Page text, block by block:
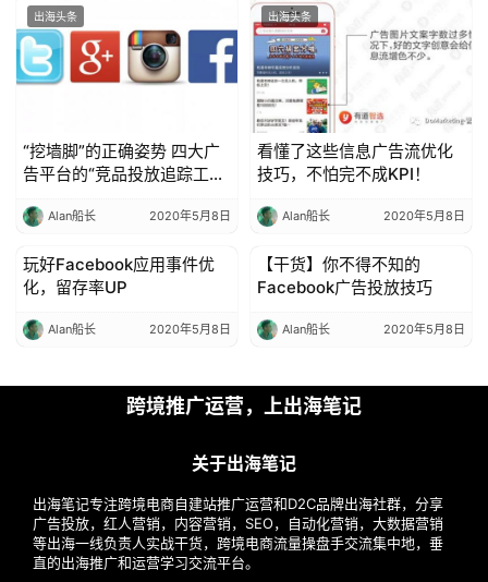
出海头条
“挖墙脚”的正确姿势 四大广
告平台的“竞品投放追踪工
Alan船长 2020年5月8日
出海头条
看懂了这些信息广告流优化
技巧，不怕完不成KPI！
Alan船长 2020年5月8日
出海头条
玩好Facebook应用事件优
化，留存率UP
Alan船长 2020年5月8日
出海头条
【干货】你不得不知的
Facebook广告投放技巧
Alan船长 2020年5月8日
跨境推广运营，上出海笔记
关于出海笔记
出海笔记专注跨境电商自建站推广运营和D2C品牌出海社群，分享
广告投放，红人营销，内容营销，SEO，自动化营销，大数据营销
等出海一线负责人实战干货，跨境电商流量操盘手交流集中地，垂
直的出海推广和运营学习交流平台。